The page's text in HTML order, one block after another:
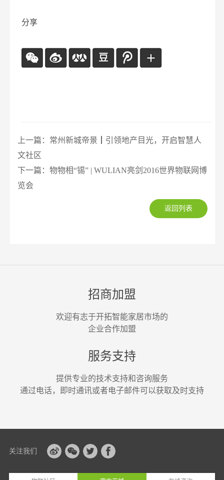
分享
上一篇：常州新城帝景┃引领地产目光，开启智慧人
文社区
下一篇：物物相“锡” | WULIAN亮剑2016世界物联网博
览会
返回列表
招商加盟
欢迎有志于开拓智能家居市场的
企业合作加盟
服务支持
提供专业的技术支持和咨询服务
通过电话，即时通讯或者电子邮件可以获取及时支持
关注我们